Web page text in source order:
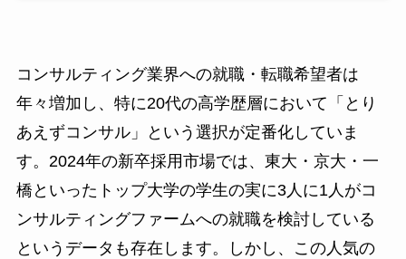
コンサルティング業界への就職・転職希望者は
年々増加し、特に20代の高学歴層において「とり
あえずコンサル」という選択が定番化していま
す。2024年の新卒採用市場では、東大・京大・一
橋といったトップ大学の学生の実に3人に1人がコ
ンサルティングファームへの就職を検討している
というデータも存在します。しかし、この人気の